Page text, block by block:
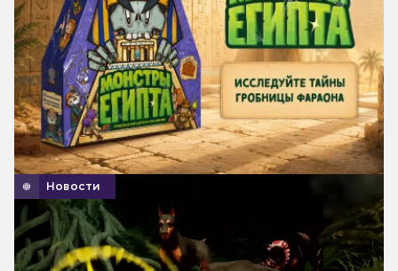
Новости